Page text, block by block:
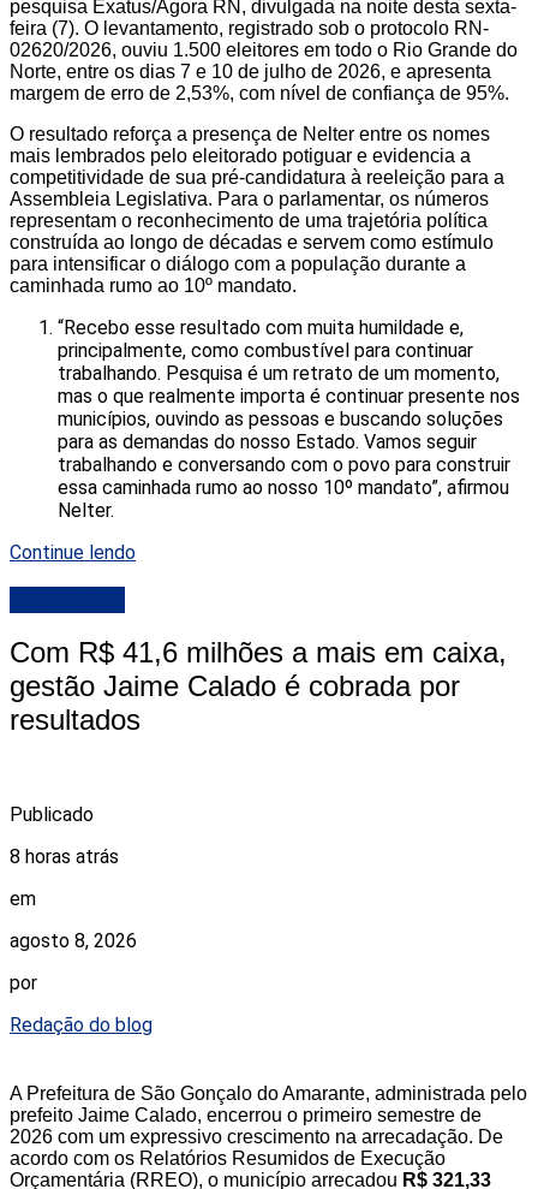
pesquisa Exatus/Agora RN, divulgada na noite desta sexta-
feira (7). O levantamento, registrado sob o protocolo RN-
02620/2026, ouviu 1.500 eleitores em todo o Rio Grande do
Norte, entre os dias 7 e 10 de julho de 2026, e apresenta
margem de erro de 2,53%, com nível de confiança de 95%.
O resultado reforça a presença de Nelter entre os nomes
mais lembrados pelo eleitorado potiguar e evidencia a
competitividade de sua pré-candidatura à reeleição para a
Assembleia Legislativa. Para o parlamentar, os números
representam o reconhecimento de uma trajetória política
construída ao longo de décadas e servem como estímulo
para intensificar o diálogo com a população durante a
caminhada rumo ao 10º mandato.
“Recebo esse resultado com muita humildade e,
principalmente, como combustível para continuar
trabalhando. Pesquisa é um retrato de um momento,
mas o que realmente importa é continuar presente nos
municípios, ouvindo as pessoas e buscando soluções
para as demandas do nosso Estado. Vamos seguir
trabalhando e conversando com o povo para construir
essa caminhada rumo ao nosso 10º mandato”, afirmou
Nelter.
Continue lendo
Com R$ 41,6 milhões a mais em caixa,
gestão Jaime Calado é cobrada por
resultados
Publicado
8 horas atrás
em
agosto 8, 2026
por
Redação do blog
A Prefeitura de São Gonçalo do Amarante, administrada pelo
prefeito Jaime Calado, encerrou o primeiro semestre de
2026 com um expressivo crescimento na arrecadação. De
acordo com os Relatórios Resumidos de Execução
Orçamentária (RREO), o município arrecadou R$ 321,33